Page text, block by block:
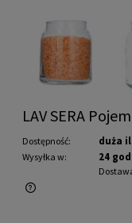
LAV SERA
Dostępność: duża
Wysyłka w: 24
Cena nie